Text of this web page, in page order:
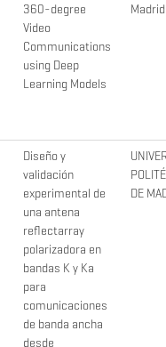
360-degree
Video
Communications
using Deep
Learning Models
Madrid
Diseño y
validación
experimental de
una antena
reflectarray
polarizadora en
bandas K y Ka
para
comunicaciones
de banda ancha
desde
DE